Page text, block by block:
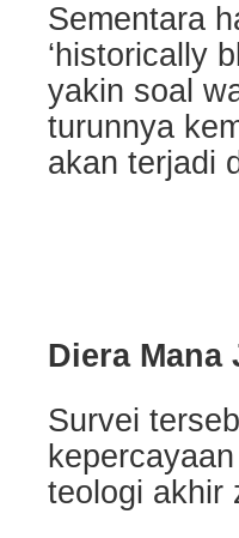
Sementara
‘historically
yakin soal
turunnya
akan terjadi
Diera Mana
Survei
teologi akhir